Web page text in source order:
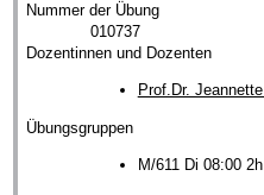
Nummer der Übung
010737
Dozentinnen und Dozenten
Prof.Dr.
Übungsgruppen
M/611 Di 08:00 2h